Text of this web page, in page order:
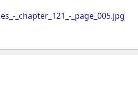
_chapter_121_-_page_005.jpg